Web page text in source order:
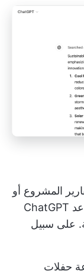
المشروع أو
أدلة المستخدم وقتاً طويلاً. يمكن أن تساعد ChatGPT
على سبيل
حفلات